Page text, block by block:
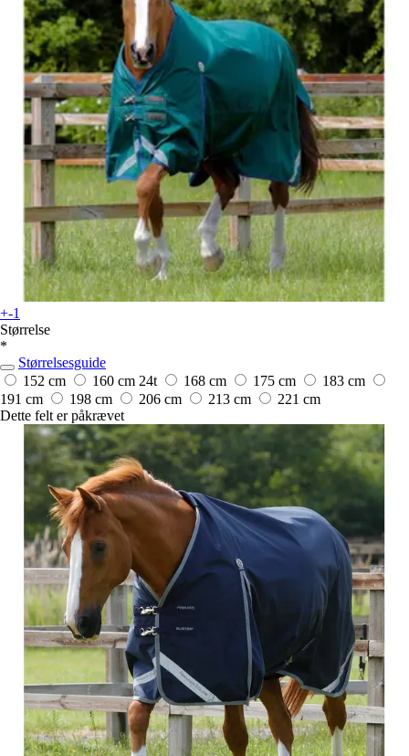
+-1
Størrelse
*
Størrelsesguide
152 cm
160 cm 24t 168 cm 175 cm
183 cm
191 cm
198 cm 206 cm 213 cm
221 cm
Dette felt er påkrævet